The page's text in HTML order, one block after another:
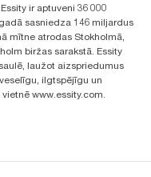
ir aptuveni 36 000
sasniedza 146 miljardus
mītne atrodas Stokholmā,
biržas sarakstā. Essity
laužot aizspriedumus
ilgtspējīgu un
www.essity.com.